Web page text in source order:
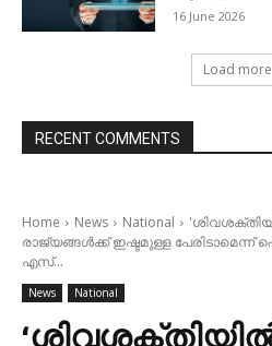
16 June 2026
Load more
RECENT COMMENTS